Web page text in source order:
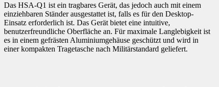
Das HSA-Q1 ist ein tragbares Gerät, das jedoch auch mit einem
einziehbaren Ständer ausgestattet ist, falls es für den Desktop-
Einsatz erforderlich ist. Das Gerät bietet eine intuitive,
benutzerfreundliche Oberfläche an. Für maximale Langlebigkeit ist
es in einem gefrästen Aluminiumgehäuse geschützt und wird in
einer kompakten Tragetasche nach Militärstandard geliefert.